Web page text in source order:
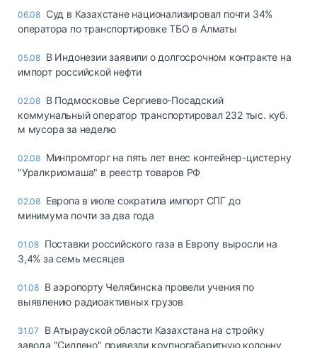
06.08 Суд в Казахстане национализировал почти 34%
оператора по транспортировке ТБО в Алматы
05.08 В Индонезии заявили о долгосрочном контракте на
импорт российской нефти
02.08 В Подмосковье Сергиево-Посадский
коммунальный оператор транспортировал 232 тыс. куб.
м мусора за неделю
02.08 Минпромторг на пять лет внес контейнер-цистерну
"Уралкриомаша" в реестр товаров РФ
02.08 Европа в июле сократила импорт СПГ до
минимума почти за два года
01.08 Поставки российского газа в Европу выросли на
3,4% за семь месяцев
01.08 В аэропорту Челябинска провели учения по
выявлению радиоактивных грузов
31.07
В Атырауской области Казахстана на стройку
завода "Силлено" привезли крупногабаритную колонну